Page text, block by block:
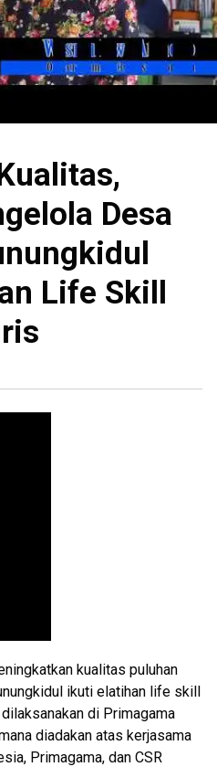
Desa
Life Skill
kualitas puluhan
ikuti elatihan life skill
di Primagama
diadakan atas kerjasama
Primagama, dan CSR